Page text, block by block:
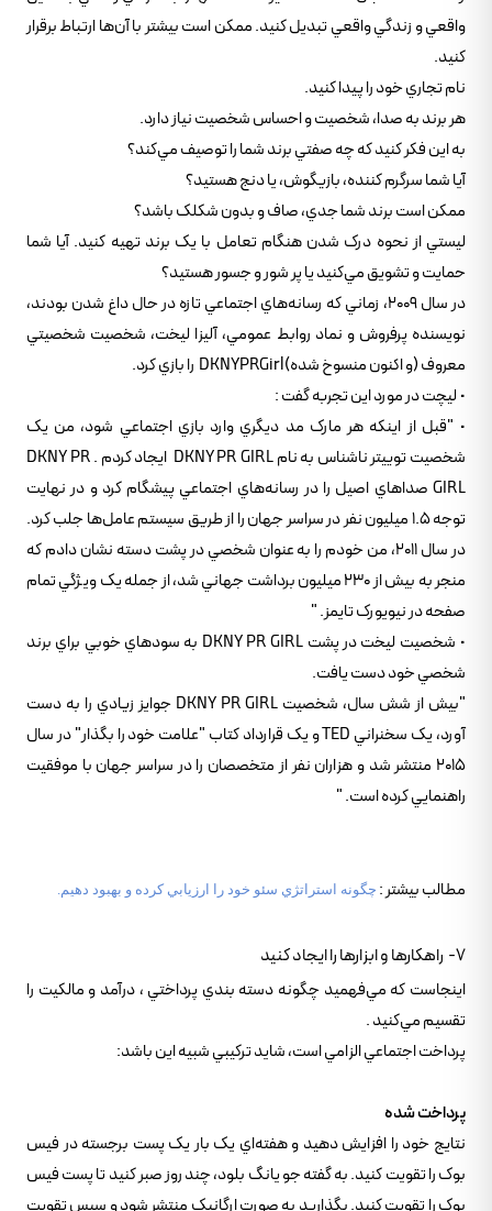
واقعي و زندگي واقعي تبديل کنيد. ممکن است بيشتر با آن‌ها ارتباط برقرار
کنيد.
نام تجاري خود را پيدا کنيد.
هر برند به صدا، شخصيت و احساس شخصيت نياز دارد.
به اين فکر کنيد که چه صفتي برند شما را توصيف مي‌کند؟
آيا شما سرگرم کننده، بازيگوش، يا دنج هستيد؟
ممکن است برند شما جدي، صاف و بدون شکلک باشد؟
ليستي از نحوه درک شدن هنگام تعامل با يک برند تهيه کنيد. آيا شما
حمايت و تشويق مي‌کنيد يا پر شور و جسور هستيد؟
در سال 2009، زماني که رسانه‌هاي اجتماعي تازه در حال داغ شدن بودند،
نويسنده پرفروش و نماد روابط عمومي، آليزا ليخت، شخصيت شخصيتي
معروف (و اکنون منسوخ شده)DKNYPRGirl را بازي کرد.
• ليچت در مورد اين تجربه گفت :
• "قبل از اينکه هر مارک مد ديگري وارد بازي اجتماعي شود، من يک
شخصيت توييتر ناشناس به نام DKNY PR GIRL ايجاد کردم . DKNY PR
GIRL صداهاي اصيل را در رسانه‌هاي اجتماعي پيشگام کرد و در نهايت
توجه 1.5 ميليون نفر در سراسر جهان را از طريق سيستم عامل‌ها جلب کرد.
در سال 2011، من خودم را به عنوان شخصي در پشت دسته نشان دادم که
منجر به بيش از 230 ميليون برداشت جهاني شد، از جمله يک ويژگي تمام
صفحه در نيويورک تايمز. "
• شخصيت ليخت در پشت DKNY PR GIRL به سودهاي خوبي براي برند
شخصي خود دست يافت.
"بيش از شش سال، شخصيت DKNY PR GIRL جوايز زيادي را به دست
آورد، يک سخنراني TED و يک قرارداد کتاب "علامت خود را بگذار" در سال
2015 منتشر شد و هزاران نفر از متخصصان را در سراسر جهان با موفقيت
راهنمايي کرده است. "
مطالب بيشتر : چگونه استراتژي سئو خود را ارزيابي کرده و بهبود دهيم.
7- راهکارها و ابزارها را ايجاد کنيد
اينجاست که مي‌فهميد چگونه دسته بندي پرداختي ، درآمد و مالکيت را
تقسيم مي‌کنيد .
پرداخت اجتماعي الزامي است، شايد ترکيبي شبيه اين باشد:
پرداخت شده
نتايج خود را افزايش دهيد و هفته‌اي يک بار يک پست برجسته در فيس
بوک را تقويت کنيد. به گفته جو يانگ بلود، چند روز صبر کنيد تا پست فيس